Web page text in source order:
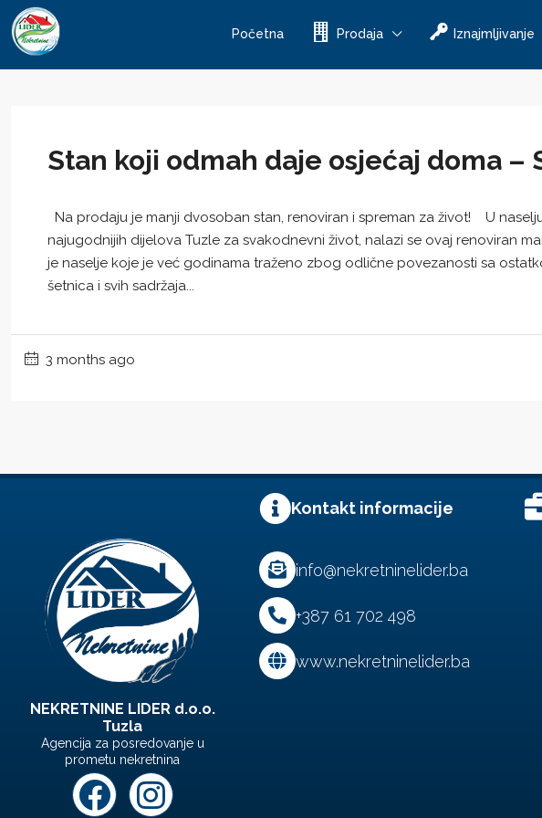
Početna Prodaja Iznajmljivanje
Stan koji odmah daje osjećaj doma –
Na prodaju je manji dvosoban stan, renoviran i spreman za život! U
najugodnijih dijelova Tuzle za svakodnevni život, nalazi se ovaj renoviran
je naselje koje je već godinama traženo zbog odlične povezanosti sa
šetnica i svih sadržaja...
3 months ago
NEKRETNINE LIDER d.o.o.
Tuzla
Agencija za posredovanje u
prometu nekretnina
Kontakt informacije
info@nekretninelider.ba
+387 61 702 498
www.nekretninelider.ba